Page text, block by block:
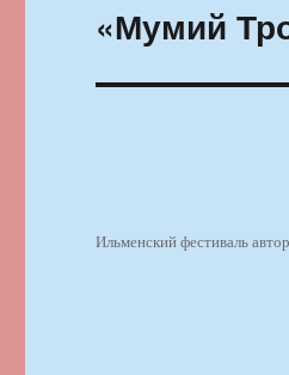
Следующая
запись:
«Мумий
Ильменский фестиваль